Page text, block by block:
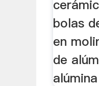
bolas
en
de